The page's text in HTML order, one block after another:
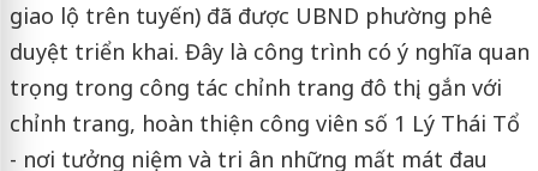
giao lộ trên tuyến) đã được UBND phường phê
duyệt triển khai. Đây là công trình có ý nghĩa quan
trọng trong công tác chỉnh trang đô thị, gắn với
chỉnh trang, hoàn thiện công viên số 1 Lý Thái Tổ
- nơi tưởng niệm và tri ân những mất mát đau